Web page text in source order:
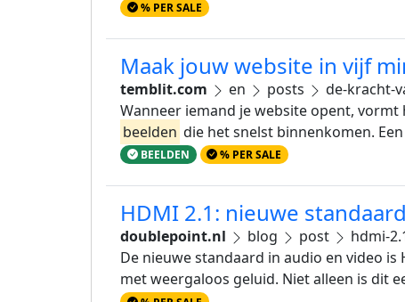
% PER SALE
Maak jouw website in vijf
temblit.com en posts
de-kracht-
Wanneer iemand je website opent,
beelden die het snelst binnenkomen.
BEELDEN % PER SALE
HDMI 2.1: nieuwe
doublepoint.nl blog post
hdmi-
De nieuwe standaard in audio en video
met weergaloos geluid. Niet alleen is dit